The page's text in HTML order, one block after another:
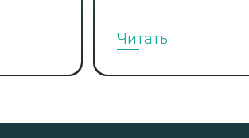
Читать